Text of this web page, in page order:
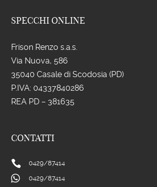
SPECCHI ONLINE
Frison Renzo s.a.s.
Via Nuova, 586
35040 Casale di Scodosia (PD)
P.IVA: 04337840286
REA PD – 381635
CONTATTI
 0429/87414
 0429/87414